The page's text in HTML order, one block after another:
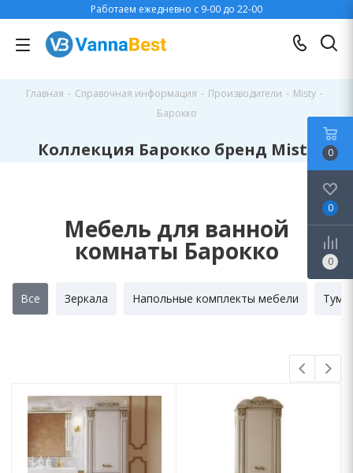
Работаем ежедневно с 9-00 до 22-00
Главная - Справочная информация - Производители - Misty -
Барокко
Коллекция Барокко бренд Misty
Мебель для ванной
комнаты Барокко
Все Зеркала Напольные комплекты мебели
0
0
0